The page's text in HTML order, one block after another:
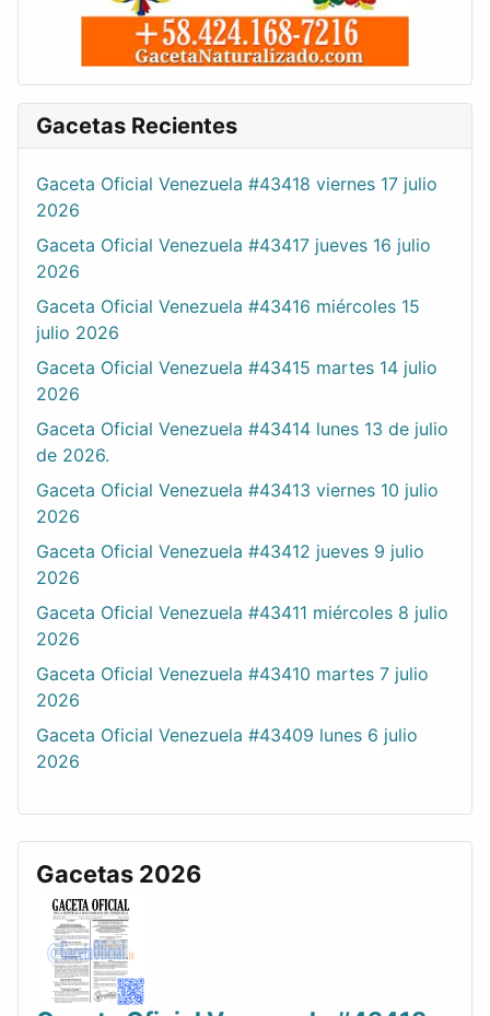
Gacetas Recientes
Gaceta Oficial Venezuela #43418 viernes 17 julio
2026
Gaceta Oficial Venezuela #43417 jueves 16 julio
2026
Gaceta Oficial Venezuela #43416 miércoles 15
julio 2026
Gaceta Oficial Venezuela #43415 martes 14 julio
2026
Gaceta Oficial Venezuela #43414 lunes 13 de julio
de 2026.
Gaceta Oficial Venezuela #43413 viernes 10 julio
2026
Gaceta Oficial Venezuela #43412 jueves 9 julio
2026
Gaceta Oficial Venezuela #43411 miércoles 8 julio
2026
Gaceta Oficial Venezuela #43410 martes 7 julio
2026
Gaceta Oficial Venezuela #43409 lunes 6 julio
2026
Gacetas 2026